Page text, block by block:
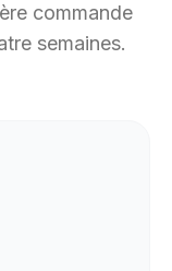
commande
semaines.